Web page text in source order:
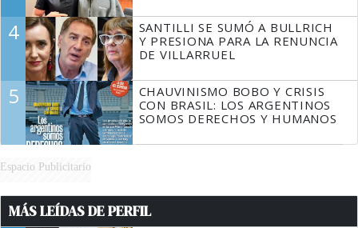
4
SANTILLI SE SUMÓ A BULLRICH
Y PRESIONA PARA LA RENUNCIA
DE VILLARRUEL
5
CHAUVINISMO BOBO Y CRISIS
CON BRASIL: LOS ARGENTINOS
SOMOS DERECHOS Y HUMANOS
Espacio Publicitario
MÁS LEÍDAS DE PERFIL